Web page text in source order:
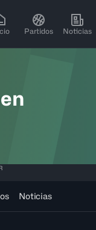
Partidos Noticias
Noticias